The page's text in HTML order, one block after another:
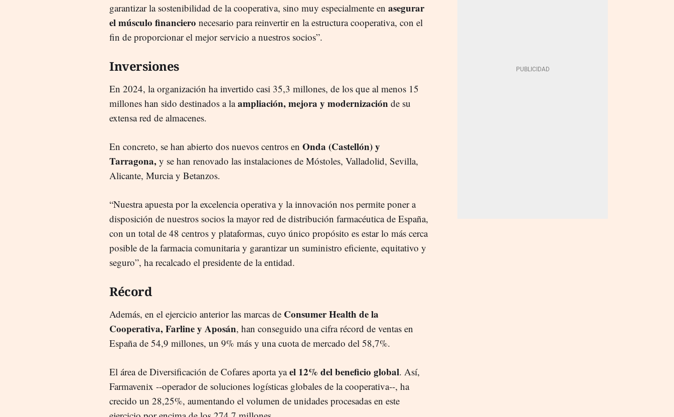
garantizar la sostenibilidad de la cooperativa, sino muy especialmente en asegurar
el músculo financiero necesario para reinvertir en la estructura cooperativa, con el
fin de proporcionar el mejor servicio a nuestros socios”.
Inversiones
En 2024, la organización ha invertido casi 35,3 millones, de los que al menos 15
millones han sido destinados a laampliación, mejora y modernización de su
extensa red de almacenes.
En concreto, se han abierto dos nuevos centros en Onda (Castellón) y
Tarragona, y se han renovado las instalaciones de Móstoles, Valladolid, Sevilla,
Alicante, Murcia y Betanzos.
“Nuestra apuesta por la excelencia operativa y la innovación nos permite poner a
disposición de nuestros socios la mayor red de distribución farmacéutica de España,
con un total de 48 centros y plataformas, cuyo único propósito es estar lo más cerca
posible de la farmacia comunitaria y garantizar un suministro eficiente, equitativo y
seguro”, ha recalcado el presidente de la entidad.
Récord
Además, en el ejercicio anterior las marcas de Consumer Health de la
Cooperativa, Farline y Aposán, han conseguido una cifra récord de ventas en
España de 54,9 millones, un 9% más y una cuota de mercado del 58,7%.
El área de Diversificación de Cofares aporta yael 12% del beneficio global. Así,
Farmavenix --operador de soluciones logísticas globales de la cooperativa--, ha
crecido un 28,25%, aumentando el volumen de unidades procesadas en este